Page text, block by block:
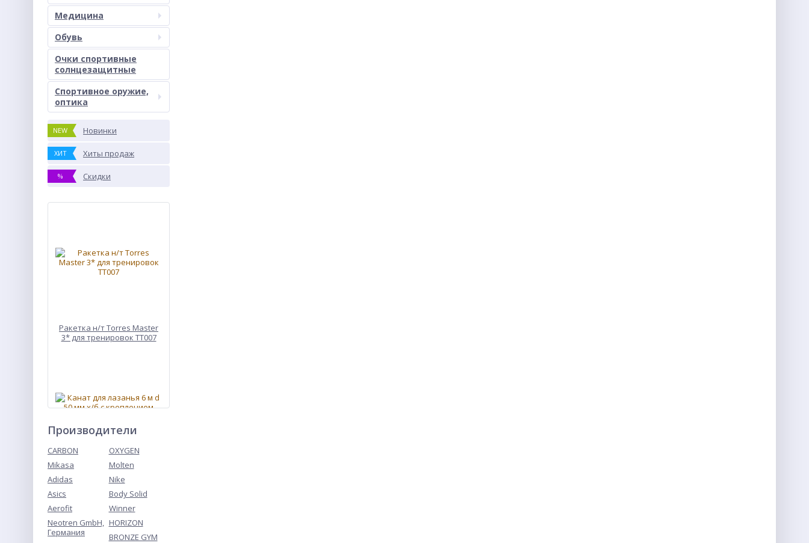
Медицина
Обувь
Очки спортивные
солнцезащитные
Спортивное оружие,
оптика
NEW Новинки
ХИТ Хиты продаж
% Скидки
Ракетка н/т Torres Master
3* для тренировок ТТ007
Канат для лазанья 6 м d 50
мм х/б с креплением
Производители
CARBON
OXYGEN
Mikasa
Molten
Adidas
Nike
Asics
Body Solid
Aerofit
Winner
Neotren GmbH,
Германия
HORIZON
BRONZE GYM